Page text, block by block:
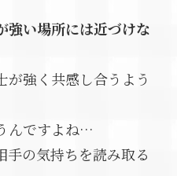
強い場所には近づけな
が強く共感し合うよう
んですよね…
手の気持ちを読み取る